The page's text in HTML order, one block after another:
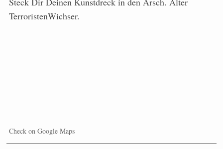
TerroristenWichser.
Check on Google Maps